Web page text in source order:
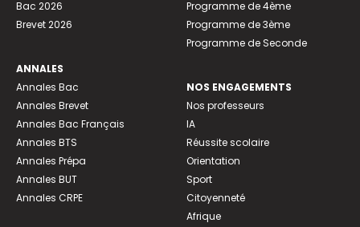
Bac 2026
Brevet 2026
ANNALES
Annales Bac
Annales Brevet
Annales Bac Français
Annales BTS
Annales Prépa
Annales BUT
Annales CRPE
Programme de 4ème
Programme de 3ème
Programme de Seconde
NOS ENGAGEMENTS
Nos professeurs
IA
Réussite scolaire
Orientation
Sport
Citoyenneté
Afrique